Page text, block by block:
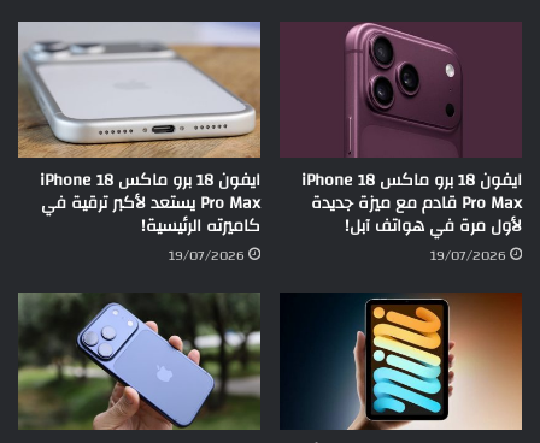
ايفون 18 برو ماكس iPhone 18
Pro Max قادم مع ميزة جديدة
لأول مرة في هواتف آبل!
19/07/2026
ايفون 18 برو ماكس iPhone 18
Pro Max يستعد لأكبر ترقية في
كاميرته الرئيسية!
19/07/2026